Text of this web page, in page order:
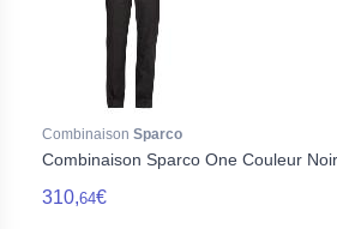
Combinaison Sparco
Combinaison Sparco One Couleur
310,64€